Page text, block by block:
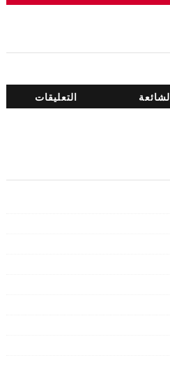
الشائعة التعليقات